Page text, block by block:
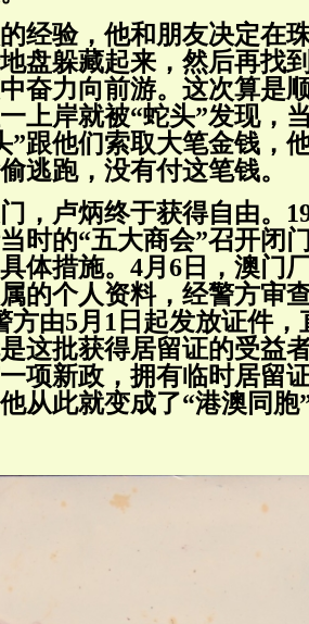
经验，他和朋友决定在
盘躲藏起来，然后再找
奋力向前游。这次算是
上岸就被“蛇头”发现，
”跟他们索取大笔金钱，
逃跑，没有付这笔钱。
，卢炳终于获得自由。
时的“五大商会”召开闭
体措施。4月6日，澳门
的个人资料，经警方审
方由5月1日起发放证件，
这批获得居留证的受益
项新政，拥有临时居留
从此就变成了“港澳同胞